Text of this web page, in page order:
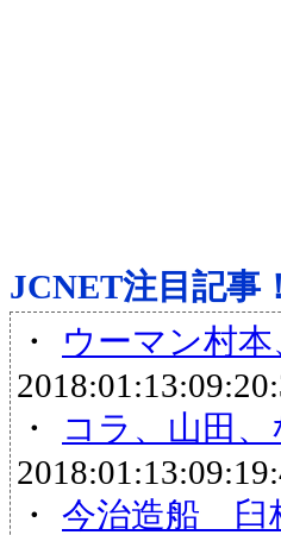
JCNET注目記事！
・
ウーマン村
・
コラ、山田
・ 今治造船 臼